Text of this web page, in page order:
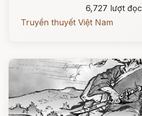
6,727 lượt đọc
Truyền thuyết Việt Nam